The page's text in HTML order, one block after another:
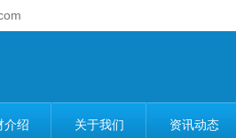
介绍 关于我们 资讯动态